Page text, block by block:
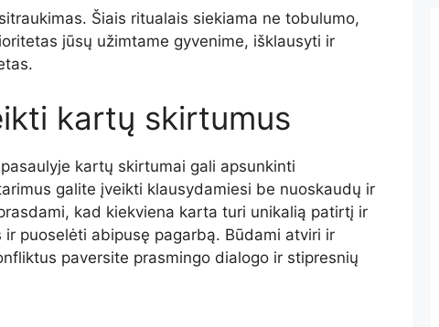
Šiais ritualais siekiama ne tobulumo,
jūsų užimtame gyvenime, išklausyti ir
kartų skirtumus
kartų skirtumai gali apsunkinti
galite įveikti klausydamiesi be nuoskaudų ir
kad kiekviena karta turi unikalią patirtį ir
puoselėti abipusę pagarbą. Būdami atviri ir
paversite prasmingo dialogo ir stipresnių